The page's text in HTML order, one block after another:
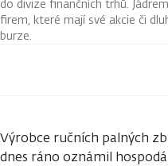
do divize finančních trhů.
firem, které mají své akcie či
burze.
Výrobce ručních palných
dnes ráno oznámil